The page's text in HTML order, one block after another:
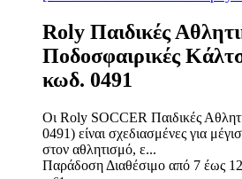
Roly Παιδικές
Ποδοσφαιρικές
κωδ. 0491
Οι Roly SOCCER Παιδικές
0491) είναι σχεδιασμένες για
στον αθλητισμό, ε...
Παράδοση Διαθέσιμο από 7 έως